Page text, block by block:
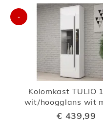
-
Kolomkast TULIO
wit/hoogglans wit
€ 439,99